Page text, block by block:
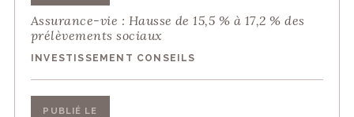
Assurance-vie : Hausse de 15,5 % à 17,2 % des
prélèvements sociaux
INVESTISSEMENT CONSEILS
PUBLIÉ LE